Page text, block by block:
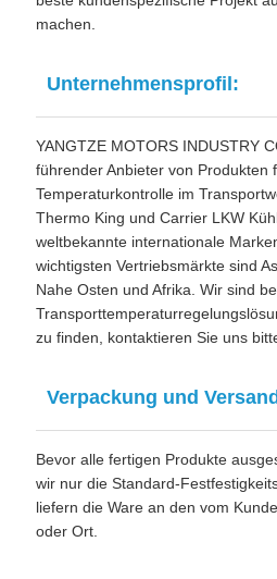
machen.
Unternehmensprofil:
YANGTZE MOTORS INDUSTRY
führender Anbieter von Produkten
Temperaturkontrolle im
Thermo King und Carrier LKW
weltbekannte internationale
wichtigsten Vertriebsmärkte sind
Nahe Osten und Afrika. Wir sind
zu finden, kontaktieren Sie uns
Verpackung und Versand
Bevor alle fertigen Produkte
wir nur die Standard-
liefern die Ware an den vom
oder Ort.